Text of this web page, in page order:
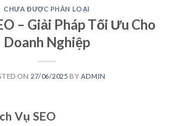
CHƯA ĐƯỢC PHÂN LOẠI
– Giải Pháp Tối Ưu Cho
Doanh Nghiệp
ON 27/06/2025 BY ADMIN
Vụ SEO